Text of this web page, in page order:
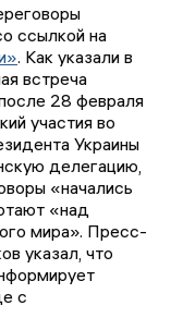
ссылкой на
. Как указали в
встреча
28 февраля
участия во
Украины
делегацию,
«начались
«над
мира». Пресс-
указал, что
с